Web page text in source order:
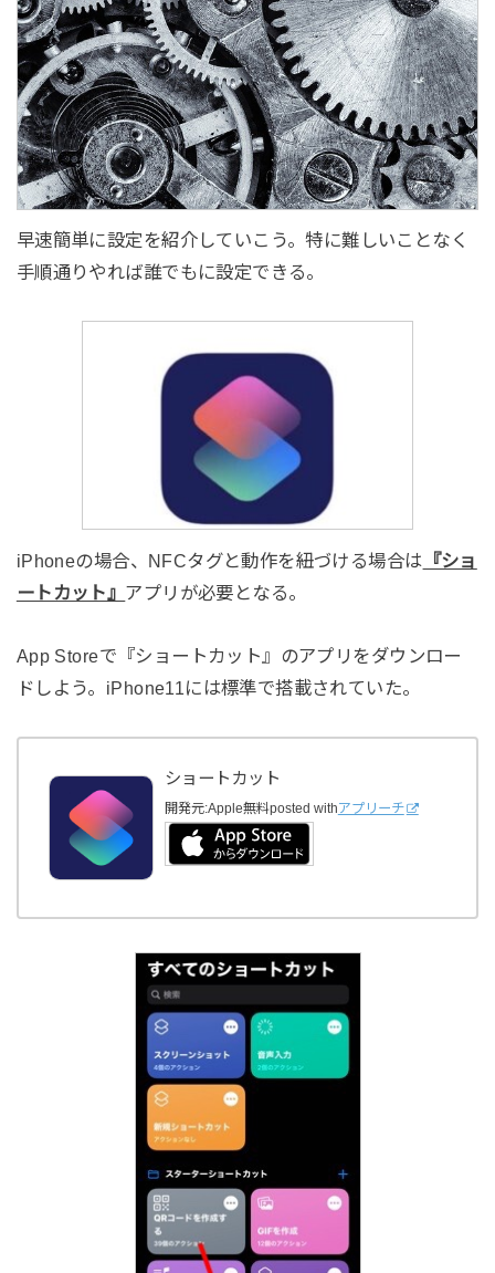
早速簡単に設定を紹介していこう。特に難しいことなく
手順通りやれば誰でもに設定できる。
iPhoneの場合、NFCタグと動作を紐づける場合は 『ショ
ートカット』 アプリが必要となる。
App Storeで『ショートカット』のアプリをダウンロー
ドしよう。iPhone11には標準で搭載されていた。
ショートカット
開発元:Apple無料posted withアプリーチ